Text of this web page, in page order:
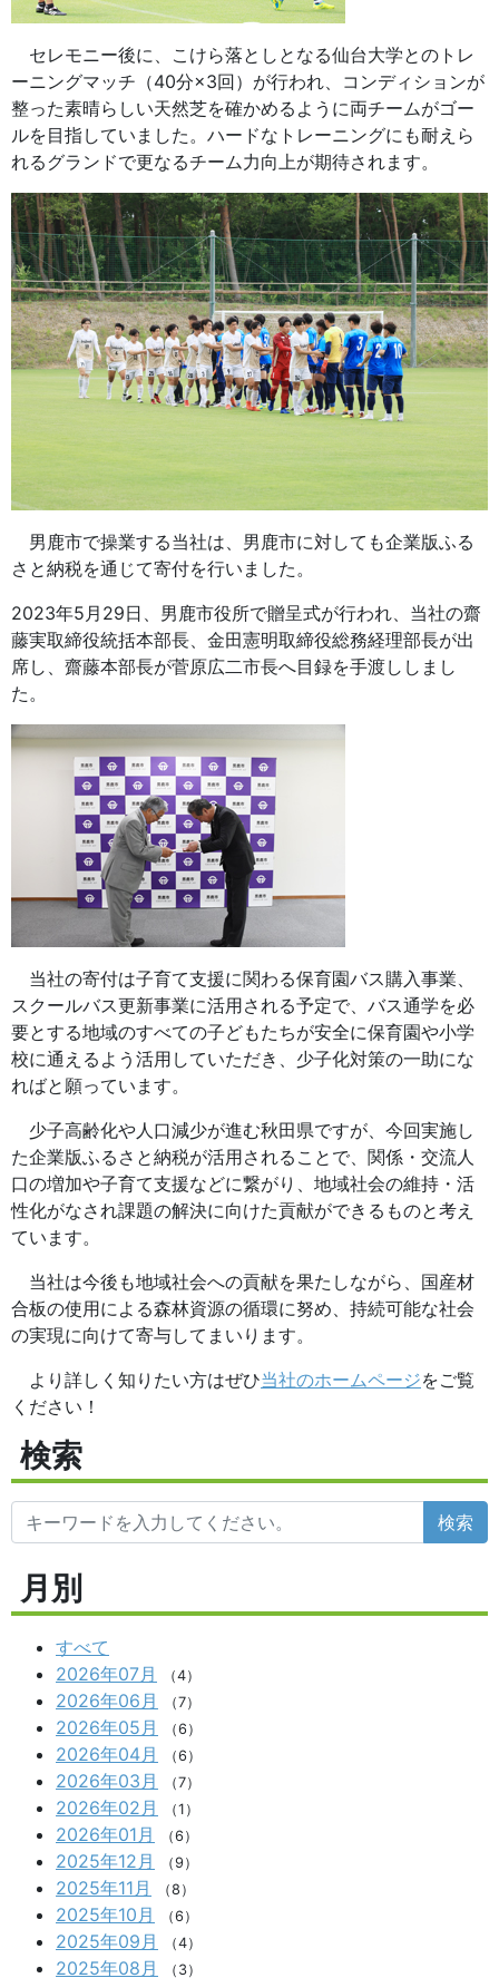
セレモニー後に、こけら落としとなる仙台大学とのトレ
ーニングマッチ（40分×3回）が行われ、コンディションが
整った素晴らしい天然芝を確かめるように両チームがゴー
ルを目指していました。ハードなトレーニングにも耐えら
れるグランドで更なるチーム力向上が期待されます。
男鹿市で操業する当社は、男鹿市に対しても企業版ふる
さと納税を通じて寄付を行いました。
2023年5月29日、男鹿市役所で贈呈式が行われ、当社の齋
藤実取締役統括本部長、金田憲明取締役総務経理部長が出
席し、齋藤本部長が菅原広二市長へ目録を手渡ししまし
た。
当社の寄付は子育て支援に関わる保育園バス購入事業、
スクールバス更新事業に活用される予定で、バス通学を必
要とする地域のすべての子どもたちが安全に保育園や小学
校に通えるよう活用していただき、少子化対策の一助にな
ればと願っています。
少子高齢化や人口減少が進む秋田県ですが、今回実施し
た企業版ふるさと納税が活用されることで、関係・交流人
口の増加や子育て支援などに繋がり、地域社会の維持・活
性化がなされ課題の解決に向けた貢献ができるものと考え
ています。
当社は今後も地域社会への貢献を果たしながら、国産材
合板の使用による森林資源の循環に努め、持続可能な社会
の実現に向けて寄与してまいります。
より詳しく知りたい方はぜひ当社のホームページをご覧
ください！
検索
検索
月別
すべて
2026年07月
（4）
2026年06月 （7）
2026年05月 （6）
2026年04月 （6）
2026年03月 （7）
2026年02月 （1）
2026年01月 （6）
2025年12月 （9）
2025年11月 （8）
2025年10月 （6）
2025年09月 （4）
2025年08月 （3）